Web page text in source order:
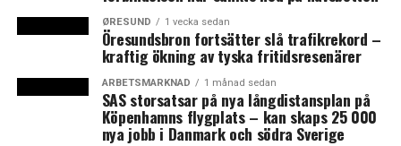
När Mette Frederiksen inleder förhandlingarna kring en
ØRESUND 1 vecka sedan
Öresundsbron fortsätter slå trafikrekord –
kraftig ökning av tyska fritidsresenärer
ARBETSMARKNAD 1 månad sedan
SAS storsatsar på nya långdistansplan på
Köpenhamns flygplats – kan skaps 25 000
nya jobb i Danmark och södra Sverige